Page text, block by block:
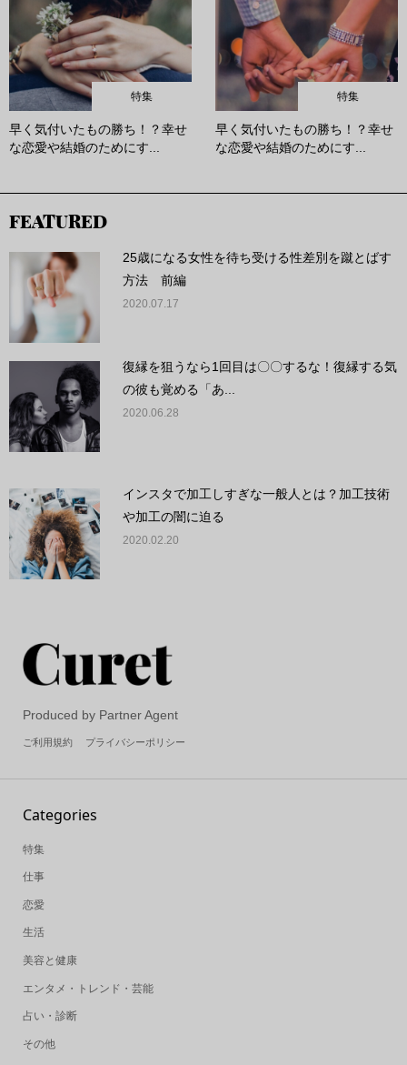
特集
早く気付いたもの勝ち！？幸せ
な恋愛や結婚のためにす...
特集
早く気付いたもの勝ち！？幸せ
な恋愛や結婚のためにす...
FEATURED
25歳になる女性を待ち受ける性差別を蹴とばす
方法 前編
2020.07.17
復縁を狙うなら1回目は〇〇するな！復縁する気
の彼も覚める「あ...
2020.06.28
インスタで加工しすぎな一般人とは？加工技術
や加工の闇に迫る
2020.02.20
Produced by Partner Agent
ご利用規約 プライバシーポリシー
Categories
特集
仕事
恋愛
生活
美容と健康
エンタメ・トレンド・芸能
占い・診断
その他